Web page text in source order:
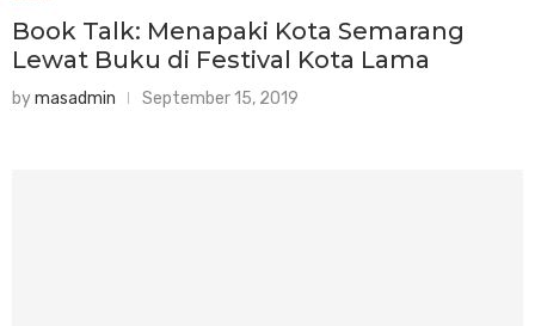
Book Talk: Menapaki Kota Semarang
Lewat Buku di Festival Kota Lama
bymasadmin September 15, 2019